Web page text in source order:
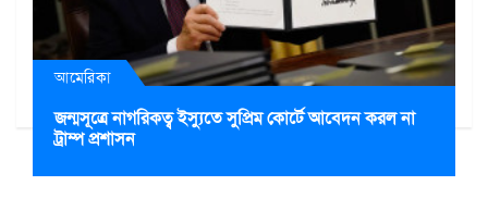
আমেরিকা
জন্মসূত্রে নাগরিকত্ব ইস্যুতে সুপ্রিম কোর্টে আবেদন করল না
ট্রাম্প প্রশাসন